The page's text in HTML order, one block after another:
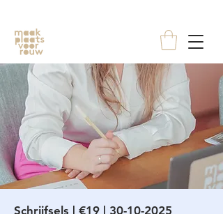
Schrijfsels | €19 | 30-10-2025